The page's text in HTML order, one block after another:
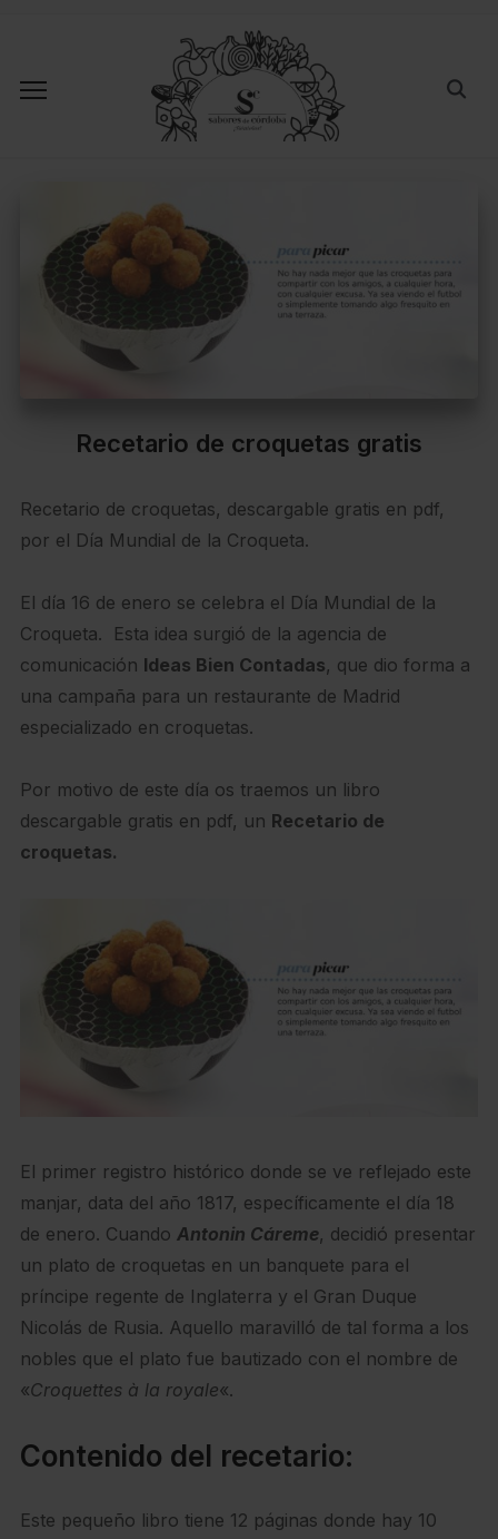
Recetario de croquetas gratis
Recetario de croquetas, descargable gratis en pdf,
por el Día Mundial de la Croqueta.
El día 16 de enero se celebra el Día Mundial de la
Croqueta. Esta idea surgió de la agencia de
comunicación Ideas Bien Contadas, que dio forma a
una campaña para un restaurante de Madrid
especializado en croquetas.
Por motivo de este día os traemos un libro
descargable gratis en pdf, un Recetario de
croquetas.
El primer registro histórico donde se ve reflejado este
manjar, data del año 1817, específicamente el día 18
de enero. Cuando Antonin Cáreme, decidió presentar
un plato de croquetas en un banquete para el
príncipe regente de Inglaterra y el Gran Duque
Nicolás de Rusia. Aquello maravilló de tal forma a los
nobles que el plato fue bautizado con el nombre de
«Croquettes à la royale«.
Contenido del recetario:
Este pequeño libro tiene 12 páginas donde hay 10